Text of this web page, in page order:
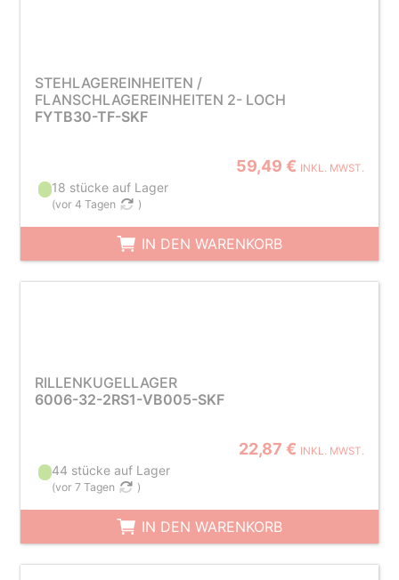
STEHLAGEREINHEITEN /
FLANSCHLAGEREINHEITEN 2- LOCH
FYTB30-TF-SKF
59,49 € INKL. MWST.
18 stücke auf Lager
(vor 4 Tagen )
IN DEN WARENKORB
RILLENKUGELLAGER
6006-32-2RS1-VB005-SKF
22,87 € INKL. MWST.
44 stücke auf Lager
(vor 7 Tagen )
IN DEN WARENKORB